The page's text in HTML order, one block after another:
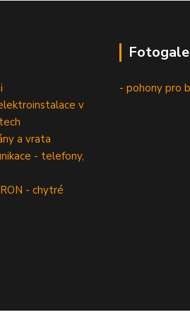
v
a vrata
- telefony,
- chytré
- pohony pro